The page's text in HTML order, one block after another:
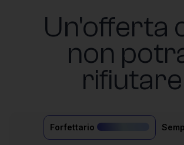
Un'offerta
non
rifiutare
Forfettario